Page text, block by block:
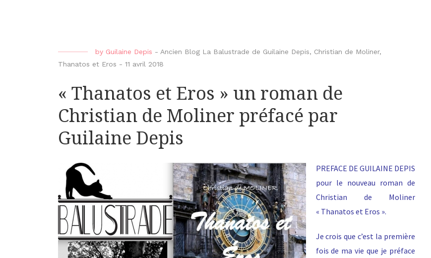
by Guilaine Depis - Ancien Blog La Balustrade de Guilaine Depis, Christian de Moliner,
Thanatos et Eros - 11 avril 2018
« Thanatos et Eros » un roman de
Christian de Moliner préfacé par
Guilaine Depis
PREFACE DE GUILAINE DEPIS
pour le nouveau roman de
Christian de Moliner
« Thanatos et Eros ».
Je crois que c’est la première
fois de ma vie que je préface